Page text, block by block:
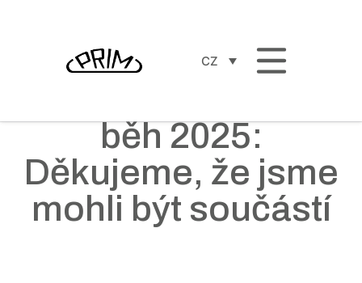
CZ
běh 2025:
Děkujeme, že jsme
mohli být součástí